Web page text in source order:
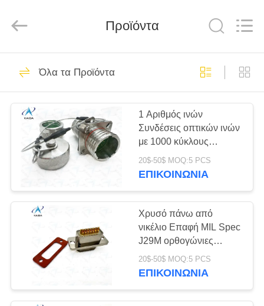
ΣΠΊΤΙ
ΠΡΟΪΌΝΤΑ
ΣΧΕΤΙΚΆ
ΜΕ
ΕΜΆΣ
ΕΠΙΣΚΕΨΉ
ΕΡΓΟΣΤΑΣΊΟΥ
ΈΛΕΓΧΟΣ
ΠΟΙΌΤΗΤΑΣ
HOLDING
LIMITED.
Η σειρά MIL-DTL-
38999
159
Σειρά MIL-DTL-
26482
45
Προϊόντα
Όλα τα Προϊόντα
1 Αριθμός ινών
Συνδέσεις οπτικών ινών
με 1000 κύκλους
ζευγαρώματος αντοχής
συνδετήρα
20$-50$ MOQ:5 PCS
ΕΠΙΚΟΙΝΩΝΊΑ
Χρυσό πάνω από
νικέλιο Επαφή MIL Spec
J29M ορθογώνιες
συνδέσεις για σκληρά
περιβάλλοντα ανθεκτικά
20$-50$ MOQ:5 PCS
ΕΠΙΚΟΙΝΩΝΊΑ